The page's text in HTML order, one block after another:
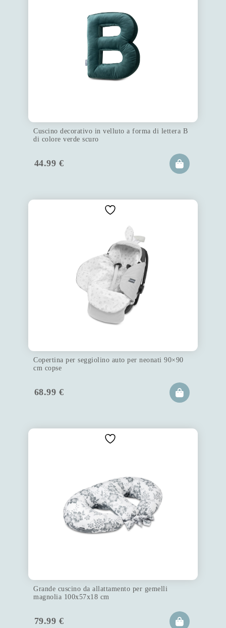
Cuscino decorativo in velluto a forma di lettera B
di colore verde scuro
44.99 €
Copertina per seggiolino auto per neonati 90×90
cm copse
68.99 €
Grande cuscino da allattamento per gemelli
magnolia 100x57x18 cm
79.99 €